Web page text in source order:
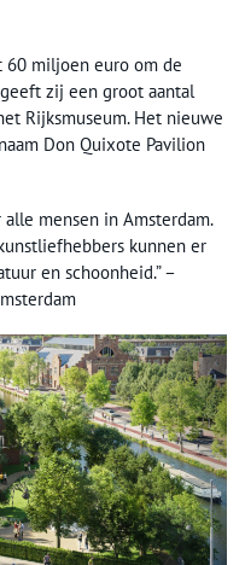
60 miljoen euro om de
zij een groot aantal
Rijksmuseum. Het nieuwe
Don Quixote Pavilion
mensen in Amsterdam.
kunnen er
en schoonheid.” –